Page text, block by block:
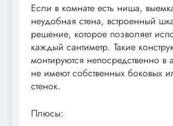
Если в комнате есть ниша,
неудобная стена, встроенный
решение, которое позволяет
каждый сантиметр. Такие
монтируются непосредственно в
не имеют собственных боковых
стенок.
Плюсы: